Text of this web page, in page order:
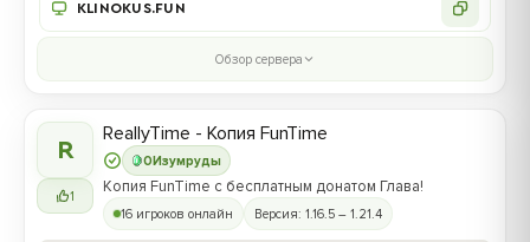
KLINOKUS.FUN
Обзор сервера
R
1
0Изумруды
ReallyTime - Копия FunTime
Копия FunTime с бесплатным донатом Глава!
16 игроков онлайн Версия: 1.16.5 – 1.21.4